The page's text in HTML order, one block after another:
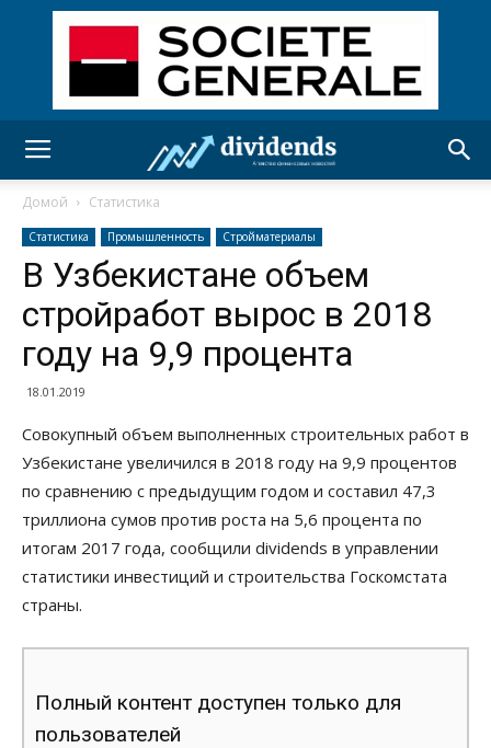
Домой Статистика
Статистика Промышленность Стройматериалы
В Узбекистане объем
стройработ вырос в 2018
году на 9,9 процента
18.01.2019
Совокупный объем выполненных строительных работ в
Узбекистане увеличился в 2018 году на 9,9 процентов
по сравнению с предыдущим годом и составил 47,3
триллиона сумов против роста на 5,6 процента по
итогам 2017 года, сообщили dividends в управлении
статистики инвестиций и строительства Госкомстата
страны.
Полный контент доступен только для
пользователей